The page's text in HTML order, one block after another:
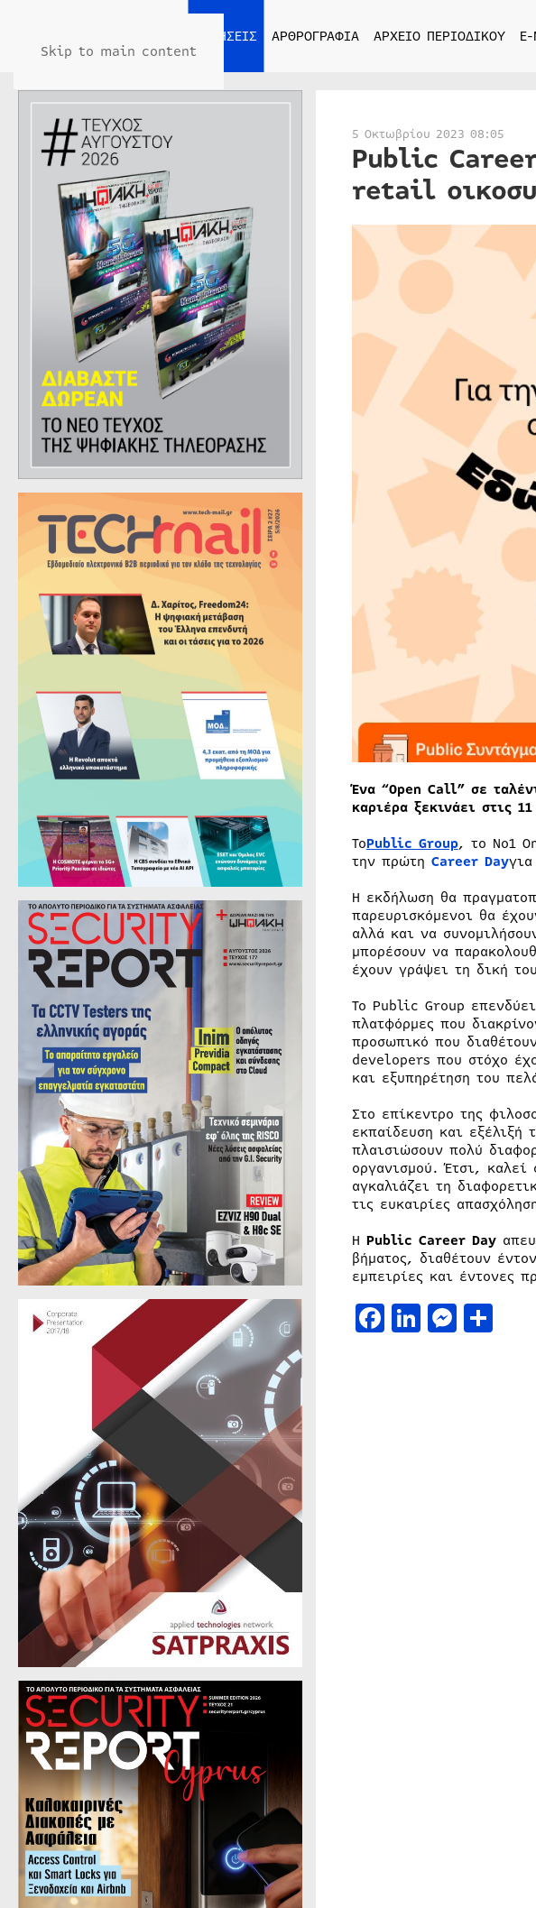
Skip to main content
ΕΙΔΗΣΕΙΣ ΑΡΘΡΟΓΡΑΦΙΑ ΑΡΧΕΙΟ ΠΕΡΙΟΔΙΚΟΥ E-
5 Οκτωβρίου 2023 08:05
Public Career
retail
Ένα “Open Call” σε
καριέρα ξεκινάει στις
ΤοPublic Group, το No1
την πρώτη Career Day
Η εκδήλωση θα
παρευρισκόμενοι θα
αλλά και να
μπορέσουν να
έχουν γράψει τη δική
Το Public Group
πλατφόρμες που
προσωπικό που
developers που στόχο
και εξυπηρέτηση του
Στο επίκεντρο της
εκπαίδευση και
πλαισιώσουν πολύ
οργανισμού. Έτσι, καλεί
αγκαλιάζει τη
τις ευκαιρίες
Η Public Career Day
βήματος, διαθέτουν
εμπειρίες και έντονες
Facebook
LinkedIn